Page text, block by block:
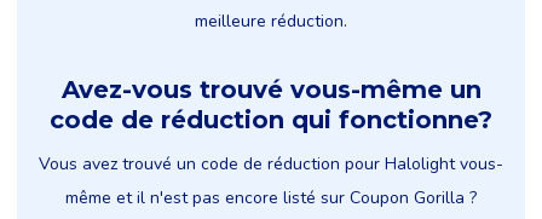
meilleure réduction.
Avez-vous trouvé vous-même un
code de réduction qui fonctionne?
Vous avez trouvé un code de réduction pour Halolight vous-
même et il n'est pas encore listé sur Coupon Gorilla ?